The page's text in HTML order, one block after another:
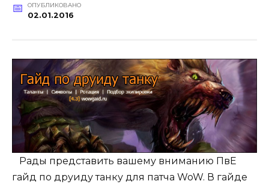
ОПУБЛИКОВАНО
02.01.2016
Рады представить вашему вниманию ПвЕ
гайд по друиду танку для патча WoW. В гайде